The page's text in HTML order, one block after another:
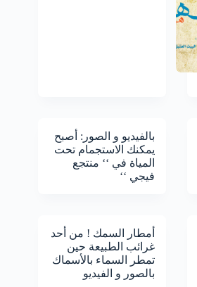
بالفيديو و الصور: أصبح
يمكنك الاستجمام تحت
المياة في ‘‘ منتجع
فيجي ‘‘
أمطار السمك ! من أحد
غرائب الطبيعة حين
تمطر السماء بالأسماك
بالصور و الفيديو